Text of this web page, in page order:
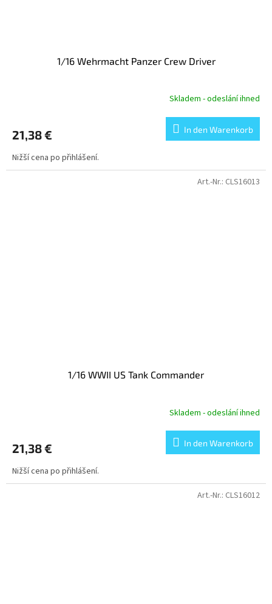
1/16 Wehrmacht Panzer Crew Driver
Skladem - odeslání ihned
21,38 € In den Warenkorb
Nižší cena po přihlášení.
1/16 WWII US Tank Commander
Skladem - odeslání ihned
21,38 € In den Warenkorb
Nižší cena po přihlášení.
Art.-Nr.: CLS16013
Art.-Nr.: CLS16012